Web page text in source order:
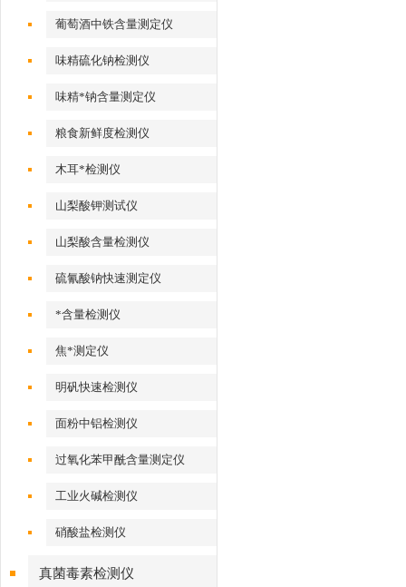
葡萄酒中铁含量测定仪
味精硫化钠检测仪
味精*钠含量测定仪
粮食新鲜度检测仪
木耳*检测仪
山梨酸钾测试仪
山梨酸含量检测仪
硫氰酸钠快速测定仪
*含量检测仪
焦*测定仪
明矾快速检测仪
面粉中铝检测仪
过氧化苯甲酰含量测定仪
工业火碱检测仪
硝酸盐检测仪
真菌毒素检测仪